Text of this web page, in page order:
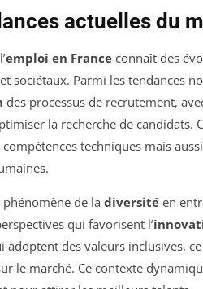
actuelles du
emploi en France connaît des
sociétaux. Parmi les tendances
des processus de recrutement,
la recherche de candidats.
techniques mais
de la diversité en
qui favorisent l’
adoptent des valeurs inclusives,
le marché. Ce contexte